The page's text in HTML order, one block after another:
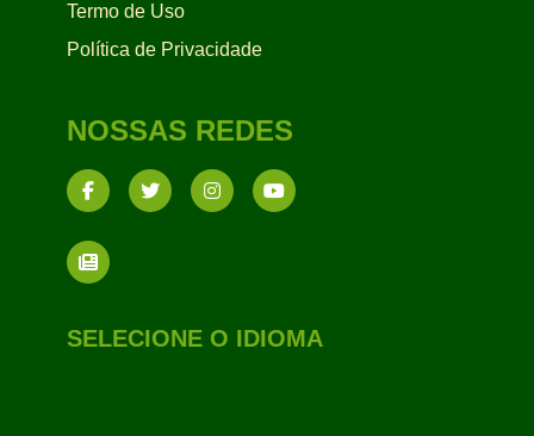
Termo de Uso
Política de Privacidade
NOSSAS REDES
SELECIONE O IDIOMA